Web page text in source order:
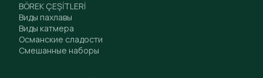
BÖREK ÇEŞİTLERİ
Виды пахлавы
Виды катмера
Османские сладости
Смешанные наборы